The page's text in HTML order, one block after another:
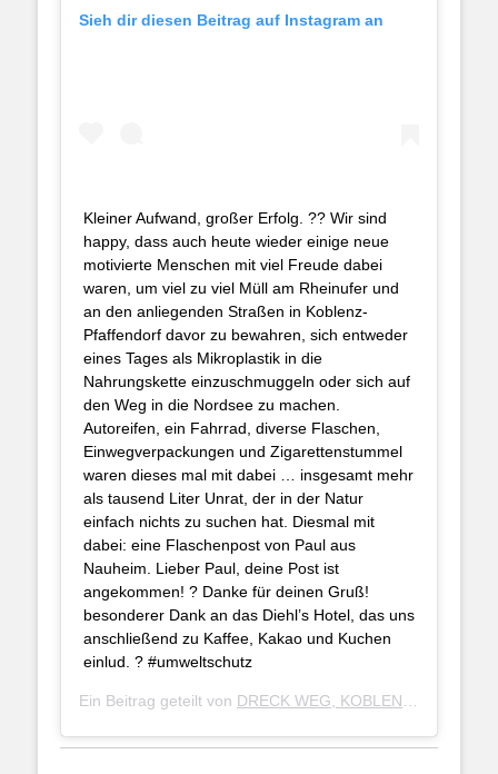
Sieh dir diesen Beitrag auf Instagram an
Kleiner Aufwand, großer Erfolg. ?? Wir sind
happy, dass auch heute wieder einige neue
motivierte Menschen mit viel Freude dabei
waren, um viel zu viel Müll am Rheinufer und
an den anliegenden Straßen in Koblenz-
Pfaffendorf davor zu bewahren, sich entweder
eines Tages als Mikroplastik in die
Nahrungskette einzuschmuggeln oder sich auf
den Weg in die Nordsee zu machen.
Autoreifen, ein Fahrrad, diverse Flaschen,
Einwegverpackungen und Zigarettenstummel
waren dieses mal mit dabei … insgesamt mehr
als tausend Liter Unrat, der in der Natur
einfach nichts zu suchen hat. Diesmal mit
dabei: eine Flaschenpost von Paul aus
Nauheim. Lieber Paul, deine Post ist
angekommen! ? Danke für deinen Gruß!
besonderer Dank an das Diehl’s Hotel, das uns
anschließend zu Kaffee, Kakao und Kuchen
einlud. ? #umweltschutz
Ein Beitrag geteilt von DRECK WEG, KOBLENZ!